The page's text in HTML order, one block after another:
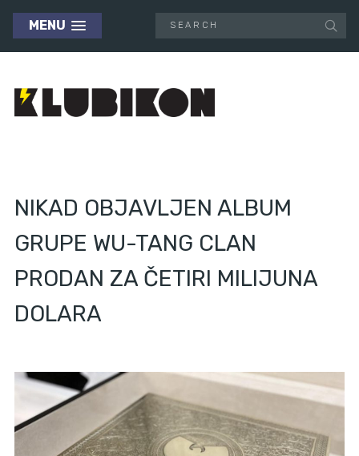
MENU
NIKAD OBJAVLJEN ALBUM
GRUPE WU-TANG CLAN
PRODAN ZA ČETIRI MILIJUNA
DOLARA